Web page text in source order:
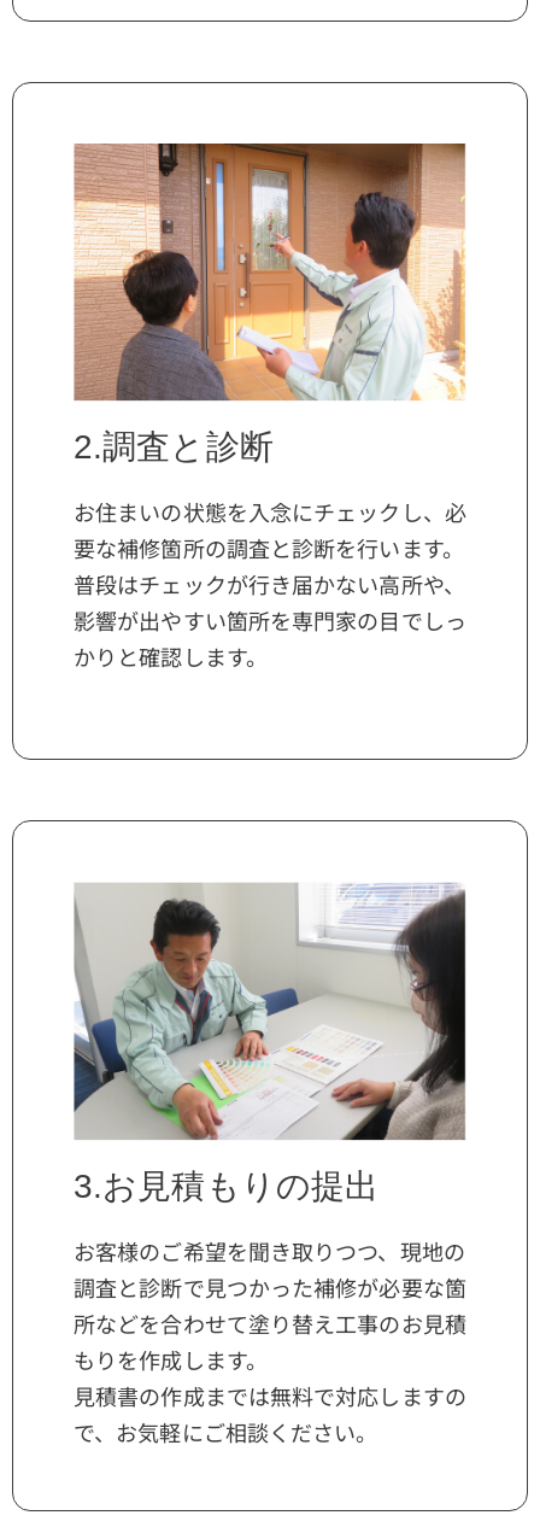
2.調査と診断
お住まいの状態を入念にチェックし、必
要な補修箇所の調査と診断を行います。
普段はチェックが行き届かない高所や、
影響が出やすい箇所を専門家の目でしっ
かりと確認します。
3.お見積もりの提出
お客様のご希望を聞き取りつつ、現地の
調査と診断で見つかった補修が必要な箇
所などを合わせて塗り替え工事のお見積
もりを作成します。
見積書の作成までは無料で対応しますの
で、お気軽にご相談ください。